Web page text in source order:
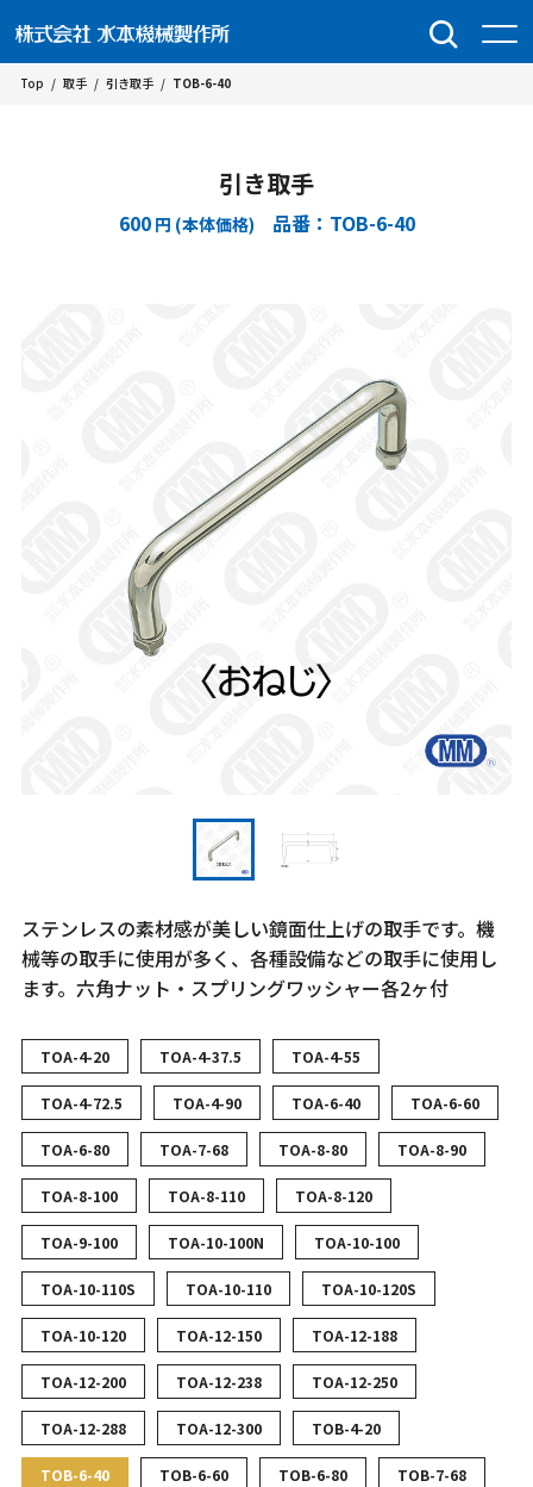
Top / 取手 / 引き取手 / TOB-6-40
引き取手
600 円 (本体価格) 品番：TOB-6-40
ステンレスの素材感が美しい鏡面仕上げの取手です。機
械等の取手に使用が多く、各種設備などの取手に使用し
ます。六角ナット・スプリングワッシャー各2ヶ付
TOA-4-20 TOA-4-37.5 TOA-4-55
TOA-4-72.5 TOA-4-90 TOA-6-40 TOA-6-60
TOA-6-80 TOA-7-68 TOA-8-80 TOA-8-90
TOA-8-100 TOA-8-110 TOA-8-120
TOA-9-100 TOA-10-100N TOA-10-100
TOA-10-110S TOA-10-110 TOA-10-120S
TOA-10-120 TOA-12-150 TOA-12-188
TOA-12-200 TOA-12-238 TOA-12-250
TOA-12-288 TOA-12-300 TOB-4-20
TOB-6-40 TOB-6-60 TOB-6-80 TOB-7-68